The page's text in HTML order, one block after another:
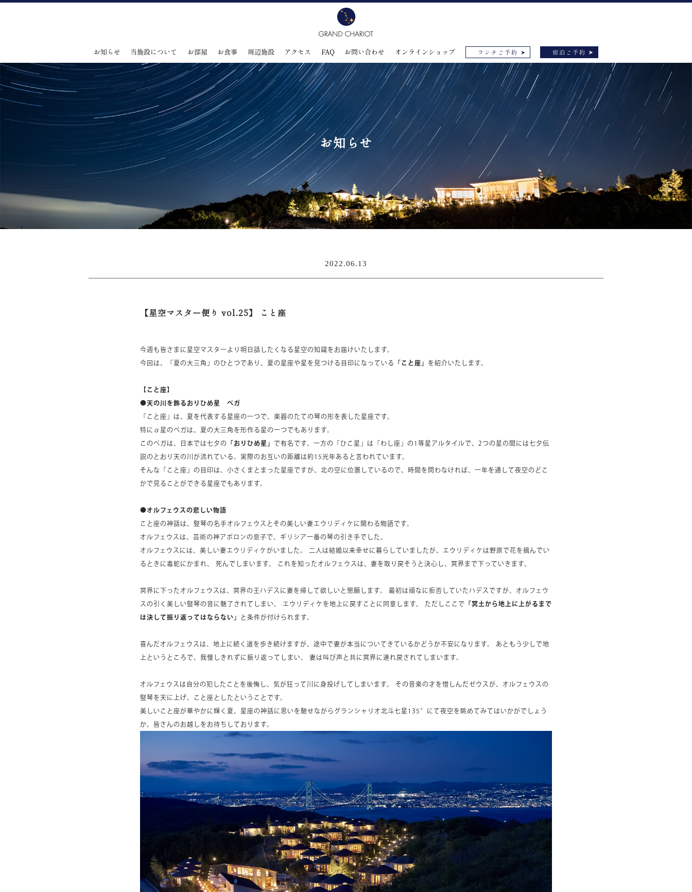
お知らせ 当施設について お部屋 お食事 周辺施設 アクセス FAQ お問い合わせ オンラインショップ ランチご予約 宿泊ご予約
お知らせ
2022.06.13
【星空マスター便り vol.25】 こと座
今週も皆さまに星空マスターより明日話したくなる星空の知識をお届けいたします。
今回は、「夏の大三角」のひとつであり、夏の星座や星を見つける目印になっている 「こと座」 を紹介いたします。
【こと座】
●天の川を飾るおりひめ星 ベガ
「こと座」は、夏を代表する星座の一つで、楽器のたての琴の形を表した星座です。
特にα星のベガは、夏の大三角を形作る星の一つでもあります。
このベガは、日本では七夕の 「おりひめ星」 で有名です。一方の「ひこ星」は「わし座」の1等星アルタイルで、2つの星の間には七夕伝
説のとおり天の川が流れている。実際のお互いの距離は約15光年あると言われています。
そんな「こと座」の目印は、小さくまとまった星座ですが、北の空に位置しているので、時間を問わなければ、一年を通して夜空のどこ
かで見ることができる星座でもあります。
●オルフェウスの悲しい物語
こと座の神話は、竪琴の名手オルフェウスとその美しい妻エウリディケに関わる物語です。
オルフェウスは、芸術の神アポロンの息子で、ギリシア一番の琴の引き手でした。
オルフェウスには、美しい妻エウリディケがいました。 二人は結婚以来幸せに暮らしていましたが、エウリディケは野原で花を摘んでい
るときに毒蛇にかまれ、 死んでしまいます。 これを知ったオルフェウスは、妻を取り戻そうと決心し、冥界まで下っていきます。
冥界に下ったオルフェウスは、冥界の王ハデスに妻を帰して欲しいと懇願します。 最初は頑なに拒否していたハデスですが、オルフェウ
スの引く美しい竪琴の音に魅了されてしまい、 エウリディケを地上に戻すことに同意します。 ただしここで 「冥土から地上に上がるまで
は決して振り返ってはならない」 と条件が付けられます。
喜んだオルフェウスは、地上に続く道を歩き続けますが、途中で妻が本当についてきているかどうか不安になります。 あともう少しで地
上というところで、我慢しきれずに振り返ってしまい、 妻は叫び声と共に冥界に連れ戻されてしまいます。
オルフェウスは自分の犯したことを後悔し、気が狂って川に身投げしてしまいます。 その音楽の才を惜しんだゼウスが、オルフェウスの
竪琴を天に上げ、こと座としたということです。
美しいこと座が華やかに輝く夏、星座の神話に思いを馳せながらグランシャリオ北斗七星135°にて夜空を眺めてみてはいかがでしょう
か。皆さんのお越しをお待ちしております。